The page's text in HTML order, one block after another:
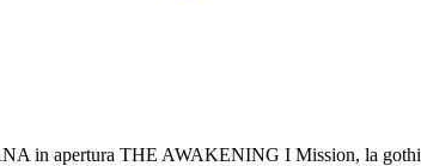
apertura THE AWAKENING I Mission, la